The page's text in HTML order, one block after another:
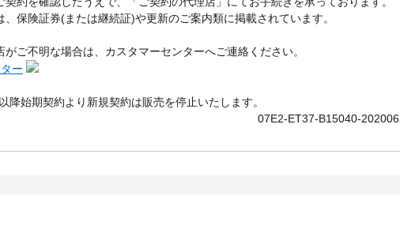
、保険証券(または継続証)や更新のご案内類に掲載されています。
ご不明な場合は、カスタマーセンターへご連絡ください。
ー
降始期契約より新規契約は販売を停止いたします。
07E2-ET37-B15040-202006